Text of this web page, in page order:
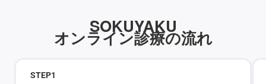
SOKUYAKU
オンライン診療の流れ
STEP1